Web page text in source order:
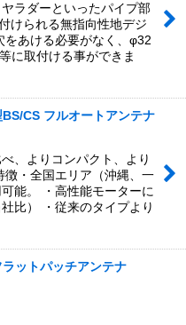
ラダーといったパイプ部
けられる無指向性地デジ
をあける必要がなく、φ32
に取付ける事ができま
CS フルオートアンテナ
、よりコンパクト、より
徴・全国エリア（沖縄、一
能。 ・高性能モーターに
比） ・従来のタイプより
ットパッチアンテナ